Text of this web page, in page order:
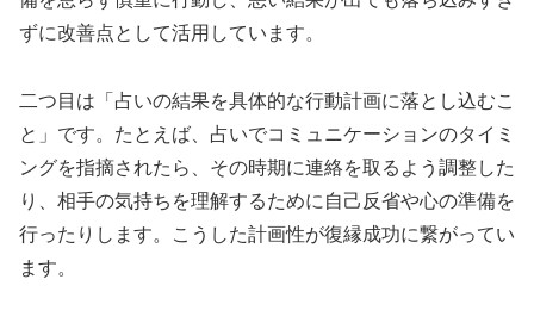
ずに改善点として活用しています。
二つ目は「占いの結果を具体的な行動計画に落とし込むこ
と」です。たとえば、占いでコミュニケーションのタイミ
ングを指摘されたら、その時期に連絡を取るよう調整した
り、相手の気持ちを理解するために自己反省や心の準備を
行ったりします。こうした計画性が復縁成功に繋がってい
ます。